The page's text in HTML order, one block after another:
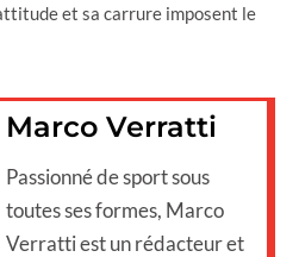
et sa carrure imposent le
Marco Verratti
Passionné de sport sous
toutes ses formes, Marco
Verratti est un rédacteur et